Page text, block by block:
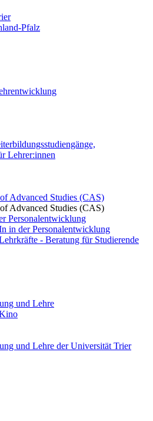
Pfalz
Lehrer:innen
Advanced Studies (CAS)
Advanced Studies (CAS)
Personalentwicklung
in der Personalentwicklung
- Beratung für Studierende
und Lehre
und Lehre der Universität Trier